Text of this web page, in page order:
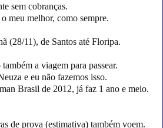
sem cobranças.
meu melhor, como sempre.
(28/11), de Santos até Floripa.
a viagem para passear.
e eu não fazemos isso.
Brasil de 2012, já faz 1 ano e meio.
de prova (estimativa) também voem.